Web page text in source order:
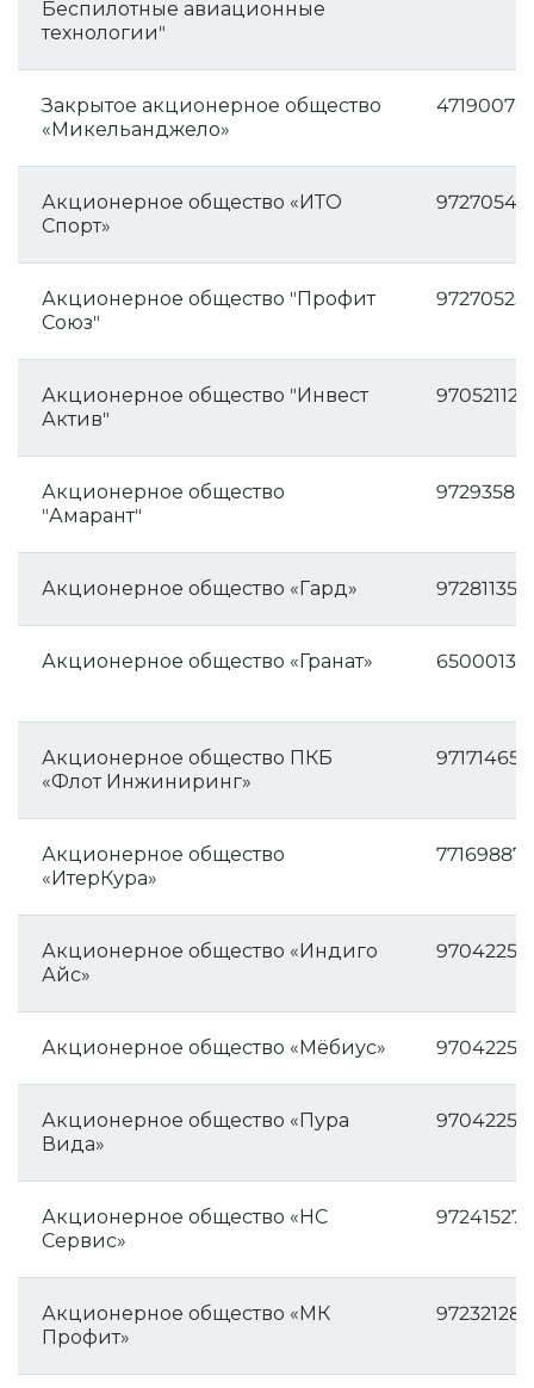
Беспилотные авиационные
технологии"
Закрытое акционерное общество
«Микельанджело»
Акционерное общество «ИТО
Спорт»
Акционерное общество "Профит
Союз"
Акционерное общество "Инвест
Актив"
Акционерное общество
"Амарант"
Акционерное общество «Гард»
Акционерное общество «Гранат»
Акционерное общество ПКБ
«Флот Инжиниринг»
Акционерное общество
«ИтерКура»
Акционерное общество «Индиго
Айс»
Акционерное общество «Мёбиус»
Акционерное общество «Пура
Вида»
Акционерное общество «НС
Сервис»
Акционерное общество «МК
Профит»